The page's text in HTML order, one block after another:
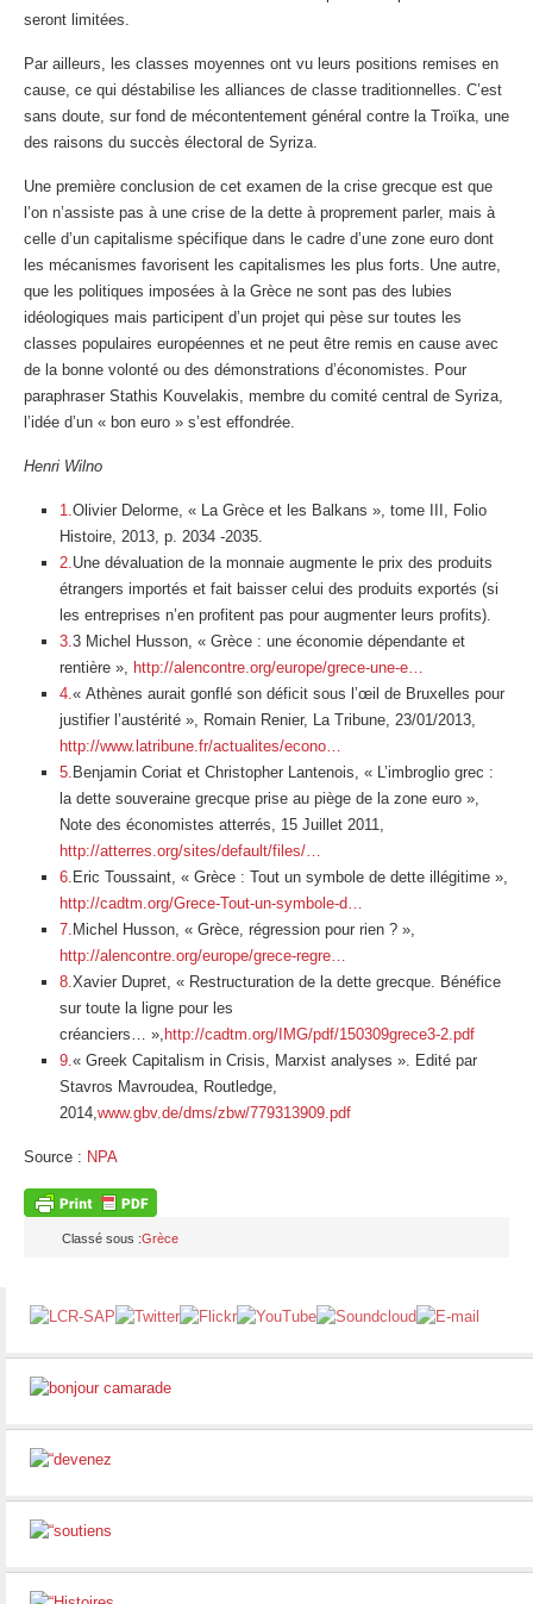
seront limitées.
Par ailleurs, les classes moyennes ont vu leurs positions remises en
cause, ce qui déstabilise les alliances de classe traditionnelles. C’est
sans doute, sur fond de mécontentement général contre la Troïka, une
des raisons du succès électoral de Syriza.
Une première conclusion de cet examen de la crise grecque est que
l’on n’assiste pas à une crise de la dette à proprement parler, mais à
celle d’un capitalisme spécifique dans le cadre d’une zone euro dont
les mécanismes favorisent les capitalismes les plus forts. Une autre,
que les politiques imposées à la Grèce ne sont pas des lubies
idéologiques mais participent d’un projet qui pèse sur toutes les
classes populaires européennes et ne peut être remis en cause avec
de la bonne volonté ou des démonstrations d’économistes. Pour
paraphraser Stathis Kouvelakis, membre du comité central de Syriza,
l’idée d’un « bon euro » s’est effondrée.
Henri Wilno
1. Olivier Delorme, « La Grèce et les Balkans », tome III, Folio
Histoire, 2013, p. 2034 -2035.
2. Une dévaluation de la monnaie augmente le prix des produits
étrangers importés et fait baisser celui des produits exportés (si
les entreprises n’en profitent pas pour augmenter leurs profits).
3. 3 Michel Husson, « Grèce : une économie dépendante et
rentière »,
http://alencontre.org/europe/grece-une-e…
4. « Athènes aurait gonflé son déficit sous l’œil de Bruxelles pour
justifier l’austérité », Romain Renier, La Tribune, 23/01/2013,
http://www.latribune.fr/actualites/econo…
5. Benjamin Coriat et Christopher Lantenois, « L’imbroglio grec :
la dette souveraine grecque prise au piège de la zone euro »,
Note des économistes atterrés, 15 Juillet 2011,
http://atterres.org/sites/default/files/…
6. Eric Toussaint, « Grèce : Tout un symbole de dette illégitime »,
http://cadtm.org/Grece-Tout-un-symbole-d…
7. Michel Husson, « Grèce, régression pour rien ? »,
http://alencontre.org/europe/grece-regre…
8. Xavier Dupret, « Restructuration de la dette grecque. Bénéfice
sur toute la ligne pour les
créanciers… », http://cadtm.org/IMG/pdf/150309grece3-2.pdf
9. « Greek Capitalism in Crisis, Marxist analyses ». Edité par
Stavros Mavroudea, Routledge,
2014, www.gbv.de/dms/zbw/779313909.pdf
Source : NPA
Classé sous :Grèce